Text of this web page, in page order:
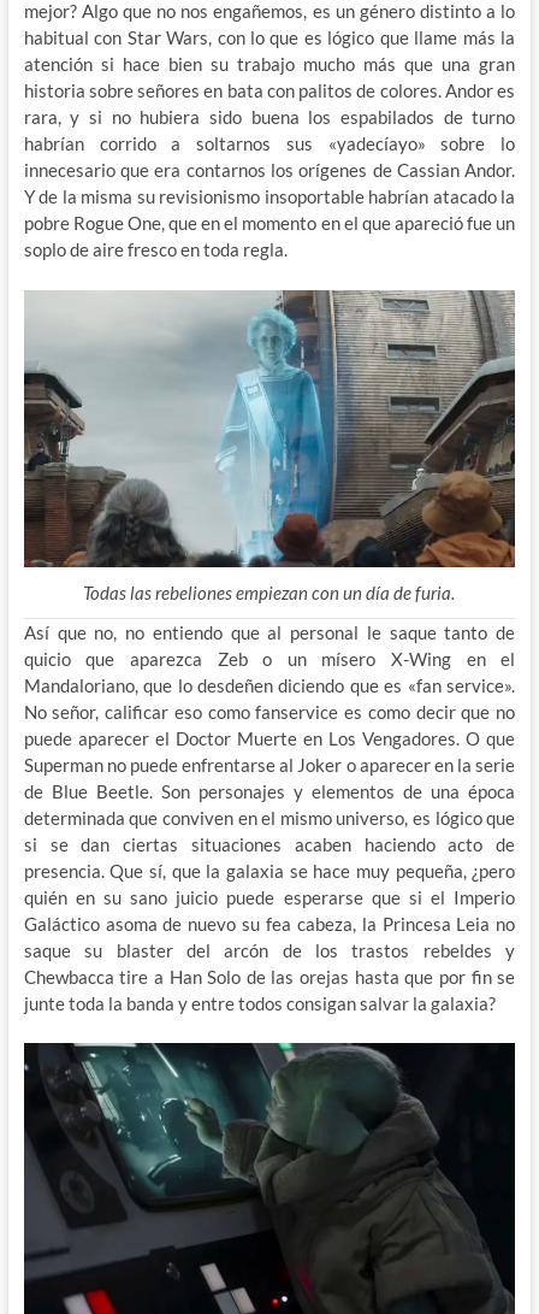
mejor? Algo que no nos engañemos, es un género distinto a lo
habitual con Star Wars, con lo que es lógico que llame más la
atención si hace bien su trabajo mucho más que una gran
historia sobre señores en bata con palitos de colores. Andor es
rara, y si no hubiera sido buena los espabilados de turno
habrían corrido a soltarnos sus «yadecíayo» sobre lo
innecesario que era contarnos los orígenes de Cassian Andor.
Y de la misma su revisionismo insoportable habrían atacado la
pobre Rogue One, que en el momento en el que apareció fue un
soplo de aire fresco en toda regla.
Todas las rebeliones empiezan con un día de furia.
Así que no, no entiendo que al personal le saque tanto de
quicio que aparezca Zeb o un mísero X-Wing en el
Mandaloriano, que lo desdeñen diciendo que es «fan service».
No señor, calificar eso como fanservice es como decir que no
puede aparecer el Doctor Muerte en Los Vengadores. O que
Superman no puede enfrentarse al Joker o aparecer en la serie
de Blue Beetle. Son personajes y elementos de una época
determinada que conviven en el mismo universo, es lógico que
si se dan ciertas situaciones acaben haciendo acto de
presencia. Que sí, que la galaxia se hace muy pequeña, ¿pero
quién en su sano juicio puede esperarse que si el Imperio
Galáctico asoma de nuevo su fea cabeza, la Princesa Leia no
saque su blaster del arcón de los trastos rebeldes y
Chewbacca tire a Han Solo de las orejas hasta que por fin se
junte toda la banda y entre todos consigan salvar la galaxia?